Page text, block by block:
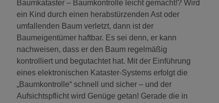
Baumkataster – Baumkontrolle leicht gemacht!? Wird
ein Kind durch einen herabstürzenden Ast oder
umfallenden Baum verletzt, dann ist der
Baumeigentümer haftbar. Es sei denn, er kann
nachweisen, dass er den Baum regelmäßig
kontrolliert und begutachtet hat. Mit der Einführung
eines elektronischen Kataster-Systems erfolgt die
„Baumkontrolle“ schnell und sicher – und der
Aufsichtspflicht wird Genüge getan! Gerade die in